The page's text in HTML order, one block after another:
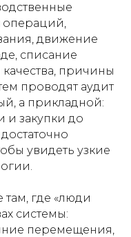
операций,
движение
списание
качества, причины
проводят аудит
а прикладной:
и закупки до
увидеть узкие
где «люди
системы:
перемещения,